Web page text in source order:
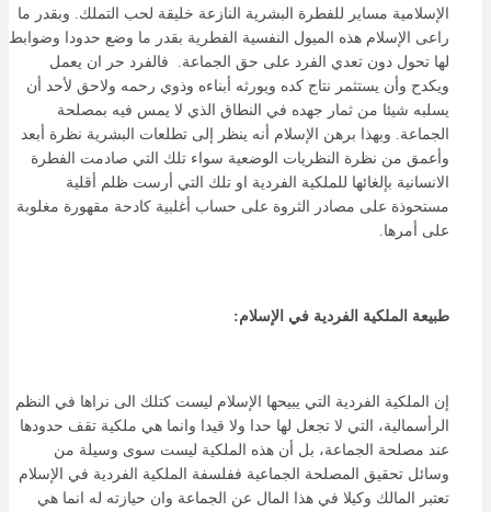
الإسلامية مساير للفطرة البشرية النازعة خليقة لحب التملك. وبقدر ما
راعى الإسلام هذه الميول النفسية الفطرية بقدر ما وضع حدودا وضوابط
لها تحول دون تعدي الفرد على حق الجماعة. فالفرد حر ان يعمل
ويكدح وأن يستثمر نتاج كده ويورثه أبناءه وذوي رحمه ولاحق لأحد أن
يسلبه شيئا من ثمار جهده في النطاق الذي لا يمس فيه بمصلحة
الجماعة. وبهذا برهن الإسلام أنه ينظر إلى تطلعات البشرية نظرة أبعد
وأعمق من نظرة النظريات الوضعية سواء تلك التي صادمت الفطرة
الانسانية بإلغائها للملكية الفردية او تلك التي أرست ظلم أقلية
مستحوذة على مصادر الثروة على حساب أغلبية كادحة مقهورة مغلوبة
على أمرها.
طبيعة الملكية الفردية في الإسلام:
إن الملكية الفردية التي يبيحها الإسلام ليست كتلك الى نراها في النظم
الرأسمالية، التي لا تجعل لها حدا ولا قيدا وانما هي ملكية تقف حدودها
عند مصلحة الجماعة، بل أن هذه الملكية ليست سوى وسيلة من
وسائل تحقيق المصلحة الجماعية ففلسفة الملكية الفردية في الإسلام
تعتبر المالك وكيلا في هذا المال عن الجماعة وان حيازته له انما هي